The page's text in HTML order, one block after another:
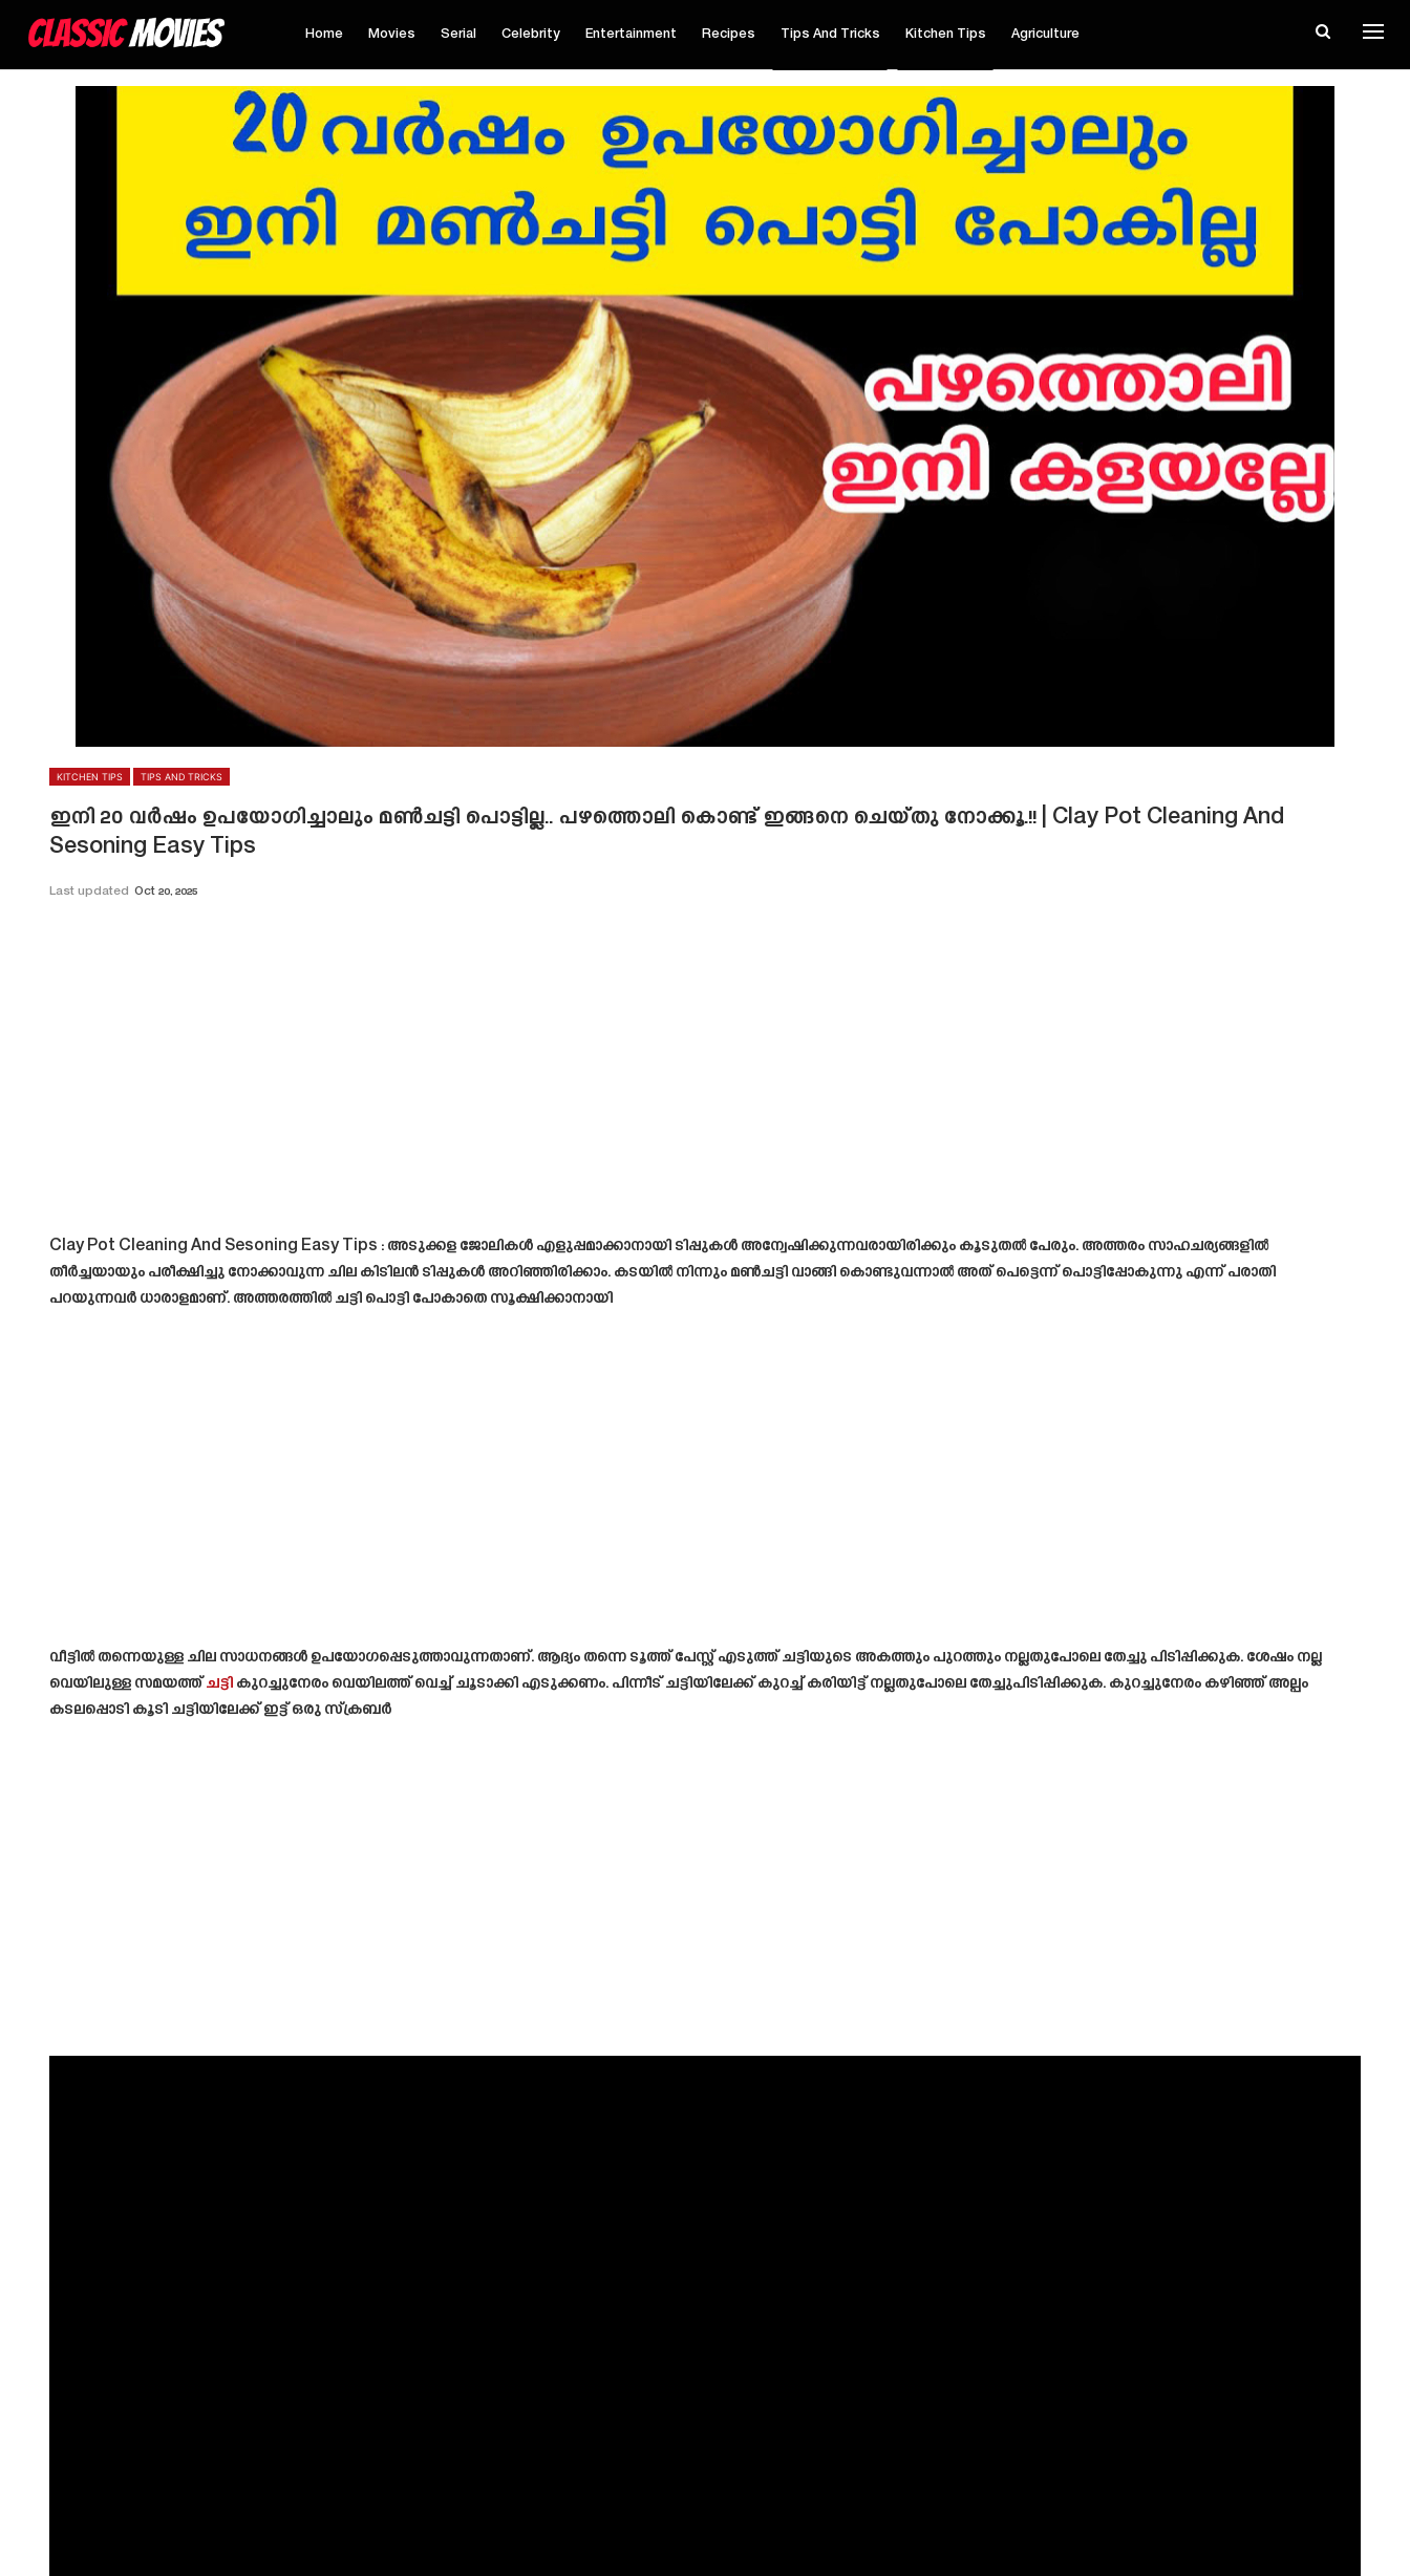
Home Movies Serial Celebrity Entertainment Recipes Tips And Tricks Kitchen Tips Agriculture
KITCHEN TIPS TIPS AND TRICKS
ഇനി 20 വർഷം ഉപയോഗിച്ചാലും മൺചട്ടി പൊട്ടില്ല.. പഴത്തൊലി കൊണ്ട് ഇങ്ങനെ ചെയ്തു നോക്കൂ.!! | Clay Pot Cleaning And
Sesoning Easy Tips
Last updated Oct 20, 2025
Clay Pot Cleaning And Sesoning Easy Tips : അടുക്കള ജോലികൾ എളുപ്പമാക്കാനായി ടിപ്പുകൾ അന്വേഷിക്കുന്നവരായിരിക്കും കൂടുതൽ പേരും. അത്തരം സാഹചര്യങ്ങളിൽ
തീർച്ചയായും പരീക്ഷിച്ചു നോക്കാവുന്ന ചില കിടിലൻ ടിപ്പുകൾ അറിഞ്ഞിരിക്കാം. കടയിൽ നിന്നും മൺചട്ടി വാങ്ങി കൊണ്ടുവന്നാൽ അത് പെട്ടെന്ന് പൊട്ടിപ്പോകുന്നു എന്ന് പരാതി
പറയുന്നവർ ധാരാളമാണ്. അത്തരത്തിൽ ചട്ടി പൊട്ടി പോകാതെ സൂക്ഷിക്കാനായി
വീട്ടിൽ തന്നെയുള്ള ചില സാധനങ്ങൾ ഉപയോഗപ്പെടുത്താവുന്നതാണ്. ആദ്യം തന്നെ ടൂത്ത് പേസ്റ്റ് എടുത്ത് ചട്ടിയുടെ അകത്തും പുറത്തും നല്ലതുപോലെ തേച്ചു പിടിപ്പിക്കുക. ശേഷം നല്ല
വെയിലുള്ള സമയത്ത്ചട്ടി കുറച്ചുനേരം വെയിലത്ത് വെച്ച് ചൂടാക്കി എടുക്കണം. പിന്നീട് ചട്ടിയിലേക്ക് കുറച്ച് കരിയിട്ട് നല്ലതുപോലെ തേച്ചുപിടിപ്പിക്കുക. കുറച്ചുനേരം കഴിഞ്ഞ് അല്പം
കടലപ്പൊടി കൂടി ചട്ടിയിലേക്ക് ഇട്ട് ഒരു സ്ക്രബർ